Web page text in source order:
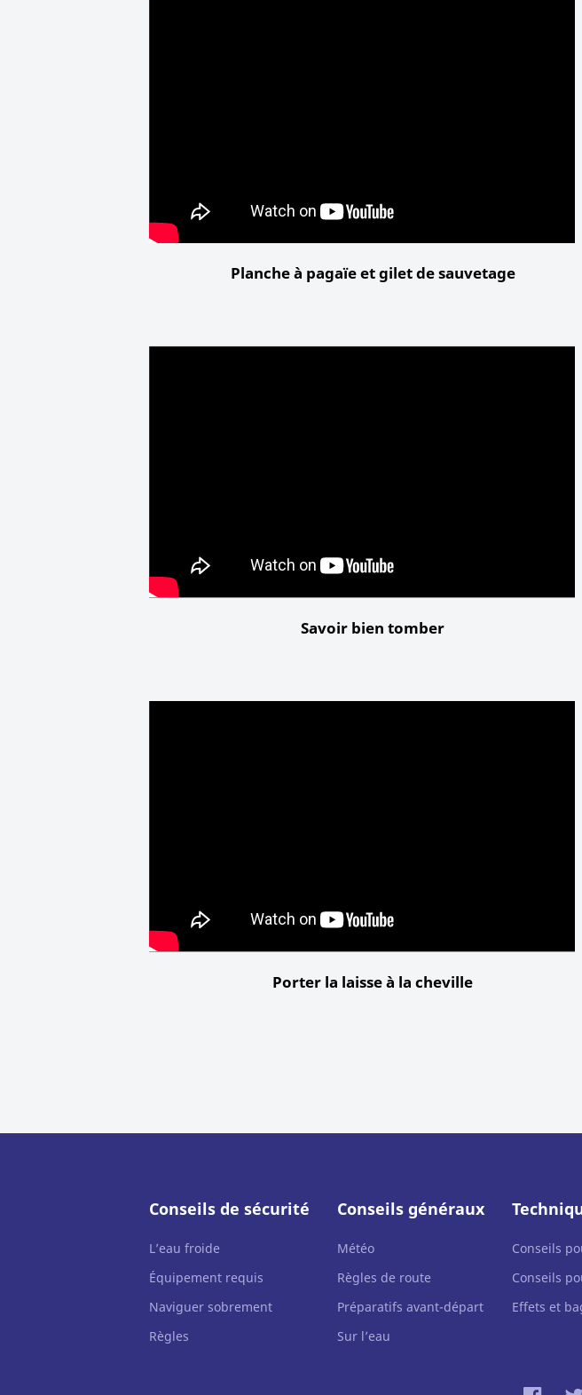
Planche à pagaïe et gilet de sauvetage
Savoir bien tomber
Porter la laisse à la cheville
Conseils de sécurité
L’eau froide
Équipement requis
Naviguer sobrement
Règles
Conseils généraux
Météo
Règles de route
Préparatifs avant-départ
Sur l’eau
Conseils
Conseils
Effets et